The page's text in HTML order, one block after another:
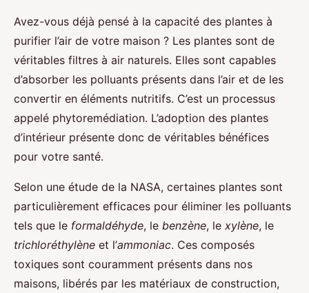
Avez-vous déjà pensé à la capacité des plantes à
purifier l’air de votre maison ? Les plantes sont de
véritables filtres à air naturels. Elles sont capables
d’absorber les polluants présents dans l’air et de les
convertir en éléments nutritifs. C’est un processus
appelé phytoremédiation. L’adoption des plantes
d’intérieur présente donc de véritables bénéfices
pour votre santé.
Selon une étude de la NASA, certaines plantes sont
particulièrement efficaces pour éliminer les polluants
tels que le formaldéhyde, le benzène, le xylène, le
trichloréthylène et l’ammoniac. Ces composés
toxiques sont couramment présents dans nos
maisons, libérés par les matériaux de construction,